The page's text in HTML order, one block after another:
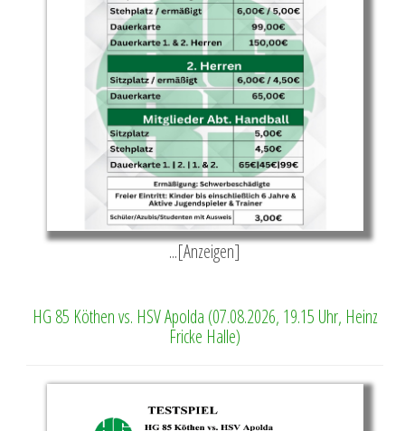
...[Anzeigen]
HG 85 Köthen vs. HSV Apolda (07.08.2026, 19.15 Uhr, Heinz
Fricke Halle)